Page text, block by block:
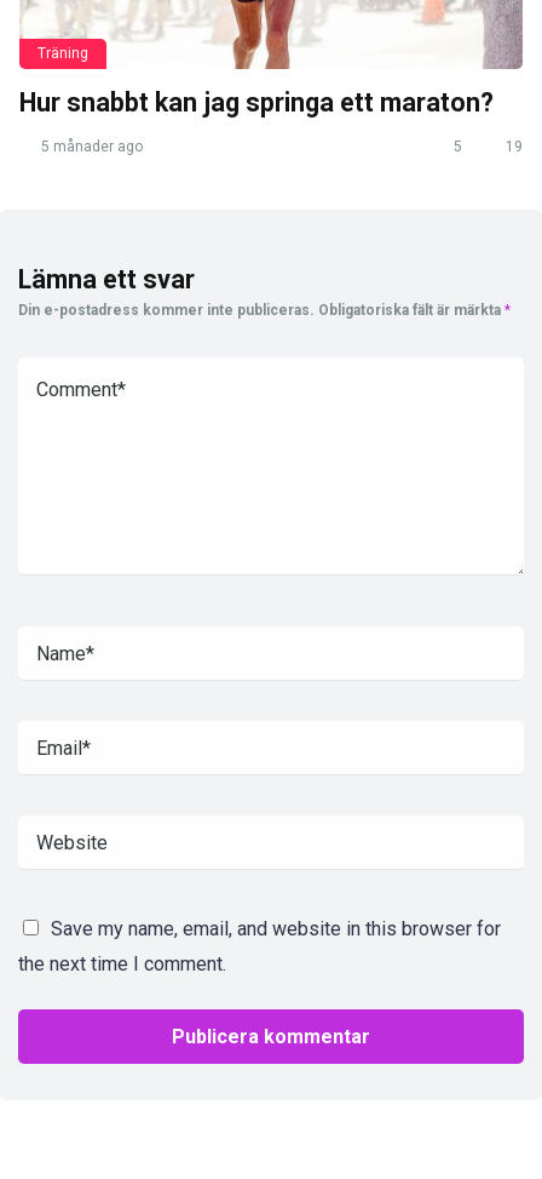
Träning
Hur snabbt kan jag springa ett maraton?
5 månader ago 5 19
Lämna ett svar
Din e-postadress kommer inte publiceras. Obligatoriska fält är märkta *
Save my name, email, and website in this browser for
the next time I comment.